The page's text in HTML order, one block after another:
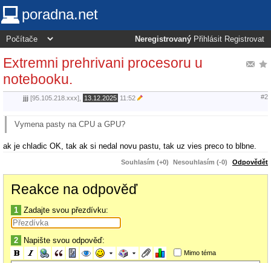
poradna.net
Neregistrovaný Přihlásit Registrovat
Extremni prehrivani procesoru u
notebooku.
jjj [95.105.218.xxx], 13.12.2025 11:52 #2
Vymena pasty na CPU a GPU?
ak je chladic OK, tak ak si nedal novu pastu, tak uz vies preco to blbne.
Souhlasím (+0) Nesouhlasím (-0) Odpovědět
Reakce na odpověď
1 Zadajte svou přezdívku:
2 Napište svou odpověď:
Mimo téma